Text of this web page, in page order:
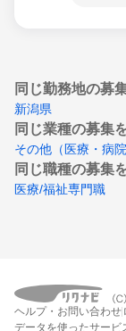
同じ勤務地の募
新潟県
同じ業種の募集
その他（医療・病院
同じ職種の募集
医療/福祉専門職
ヘルプ・お問い合わせ
データを使ったサービ